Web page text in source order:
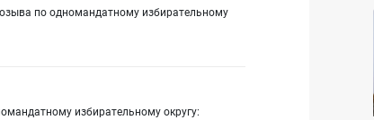
по одномандатному избирательному
избирательному округу: